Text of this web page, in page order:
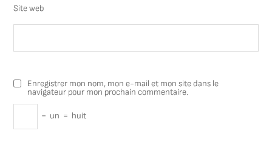
Site web
Enregistrer mon nom, mon e-mail et mon site dans le
navigateur pour mon prochain commentaire.
− un = huit